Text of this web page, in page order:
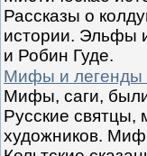
Рассказы о
истории. Эльфы
и Робин Гуде.
Мифы и легенды
Мифы, саги,
Русские святцы,
художников.